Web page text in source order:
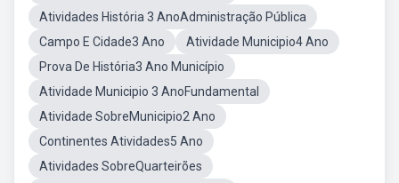
Atividades História 3 AnoAdministração Pública
Campo E Cidade3 Ano
Atividade Municipio4 Ano
Prova De História3 Ano Município
Atividade Municipio 3 AnoFundamental
Atividade SobreMunicipio2 Ano
Continentes Atividades5 Ano
Atividades SobreQuarteirões